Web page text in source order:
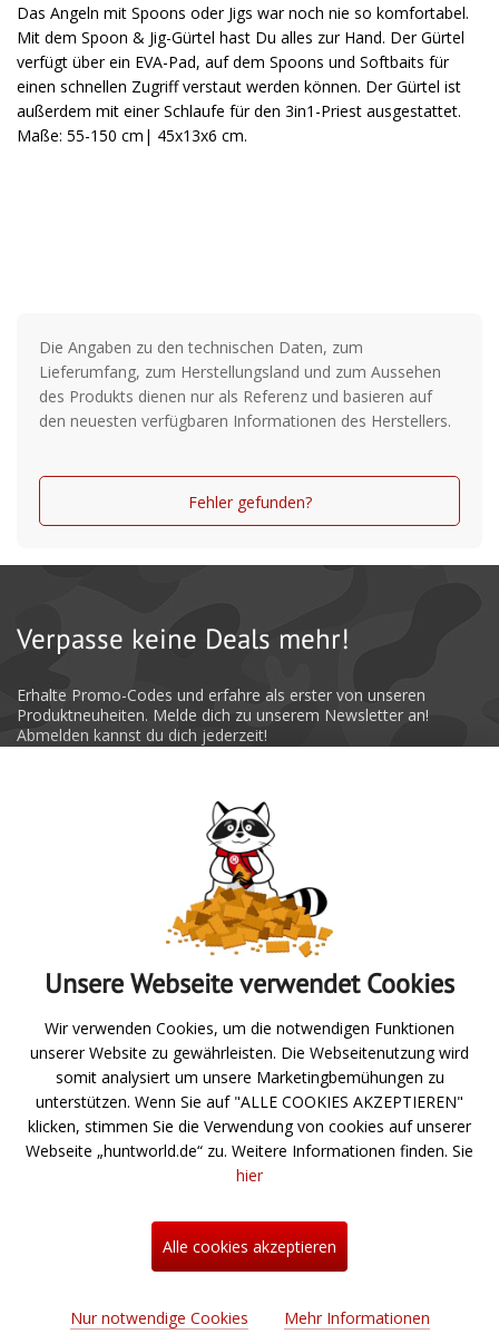
Benachrichtigung bei Verfügbarkeit
Das Angeln mit Spoons oder Jigs war noch nie so komfortabel.
Mit dem Spoon & Jig-Gürtel hast Du alles zur Hand. Der Gürtel
verfügt über ein EVA-Pad, auf dem Spoons und Softbaits für
einen schnellen Zugriff verstaut werden können. Der Gürtel ist
außerdem mit einer Schlaufe für den 3in1-Priest ausgestattet.
Maße: 55-150 cm| 45x13x6 cm.
Die Angaben zu den technischen Daten, zum
Lieferumfang, zum Herstellungsland und zum Aussehen
des Produkts dienen nur als Referenz und basieren auf
den neuesten verfügbaren Informationen des Herstellers.
Fehler gefunden?
Verpasse keine Deals mehr!
Erhalte Promo-Codes und erfahre als erster von unseren
Produktneuheiten. Melde dich zu unserem Newsletter an!
Abmelden kannst du dich jederzeit!
Absenden
Angeln
Jagd- und Schießsport
Über uns
Informationen zum Bestellprozess
Allgemeine Geschäftsbedingungen
Profil einrichten
© Online Shop: Ausrüstung für Jagd und Outdoor-Aktivitäten -
Unsere Webseite verwendet Cookies
Wir verwenden Cookies, um die notwendigen Funktionen
unserer Website zu gewährleisten. Die Webseitenutzung wird
somit analysiert um unsere Marketingbemühungen zu
unterstützen. Wenn Sie auf "ALLE COOKIES AKZEPTIEREN"
klicken, stimmen Sie die Verwendung von cookies auf unserer
Webseite „huntworld.de“ zu. Weitere Informationen finden. Sie
hier
Alle cookies akzeptieren
Nur notwendige Cookies Mehr Informationen